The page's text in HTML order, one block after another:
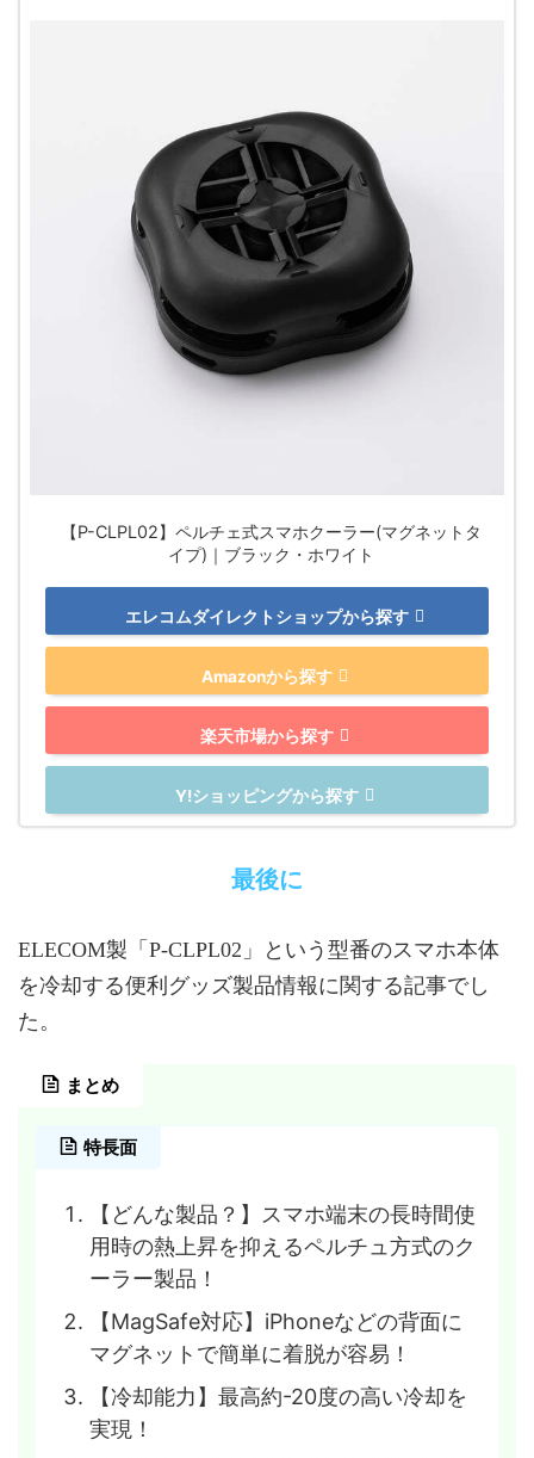
【P-CLPL02】ペルチェ式スマホクーラー(マグネットタ
イプ)｜ブラック・ホワイト
エレコムダイレクトショップから探す
Amazonから探す
楽天市場から探す
Y!ショッピングから探す
最後に
ELECOM製「P-CLPL02」という型番のスマホ本体
を冷却する便利グッズ製品情報に関する記事でし
た。
まとめ
特長面
【どんな製品？】スマホ端末の長時間使
用時の熱上昇を抑えるペルチュ方式のク
ーラー製品！
【MagSafe対応】iPhoneなどの背面に
マグネットで簡単に着脱が容易！
【冷却能力】最高約-20度の高い冷却を
実現！